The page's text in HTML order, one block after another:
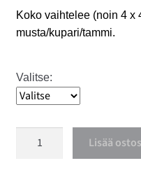
Koko vaihtelee (noin 4 x
musta/kupari/tammi.
Valitse:
Lisää